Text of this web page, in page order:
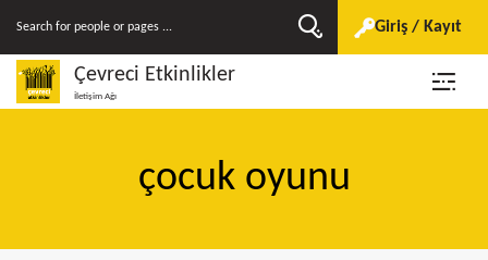
Giriş / Kayıt
Çevreci Etkinlikler
İletişim Ağı
çocuk oyunu